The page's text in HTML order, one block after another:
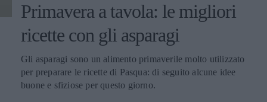
Primavera a tavola: le migliori
ricette con gli asparagi
Gli asparagi sono un alimento primaverile molto utilizzato
per preparare le ricette di Pasqua: di seguito alcune idee
buone e sfiziose per questo giorno.